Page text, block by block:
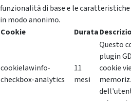
funzionalità di base e le
in modo anonimo.
Cookie
Durata
cookielawinfo-
checkbox-analytics
11
mesi
Questo
plugin
cookie